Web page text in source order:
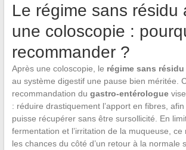
Le régime sans résidu
une coloscopie :
recommander ?
Après une coloscopie, le régime sans résidu
au système digestif une pause bien méritée.
recommandation du gastro-entérologuevise
: réduire drastiquement l’apport en fibres,
puisse récupérer sans être sursollicité. En
fermentation et l’irritation de la muqueuse,
les chances du côté d’un retour à la normale